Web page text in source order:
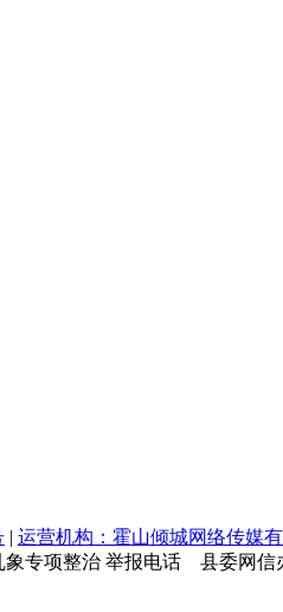
| 运营机构：霍山倾城网络传媒
专项整治 举报电话 县委网信